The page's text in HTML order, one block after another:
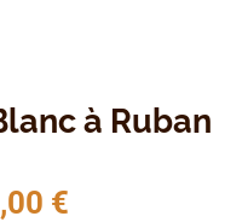
à Ruban
original
€